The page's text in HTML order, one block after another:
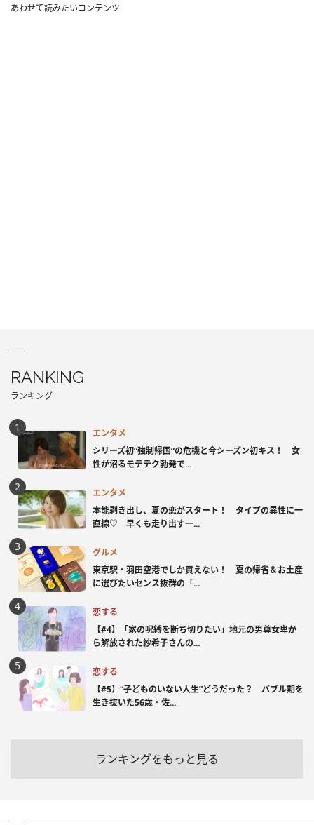
あわせて読みたいコンテンツ
RANKING
ランキング
エンタメ
シリーズ初“強制帰国”の危機と今シーズン初キス！ 女
性が沼るモテテク勃発で...
エンタメ
本能剥き出し、夏の恋がスタート！ タイプの異性に一
直線♡ 早くも走り出す一...
グルメ
東京駅・羽田空港でしか買えない！ 夏の帰省＆お土産
に選びたいセンス抜群の「...
恋する
【#4】「家の呪縛を断ち切りたい」地元の男尊女卑か
ら解放された紗希子さんの...
恋する
【#5】“子どものいない人生”どうだった？ バブル期を
生き抜いた56歳・佐...
ランキングをもっと見る